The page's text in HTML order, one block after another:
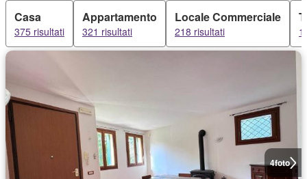
Casa
375 risultati
Appartamento
321 risultati
Locale Commerciale
218 risultati
4foto